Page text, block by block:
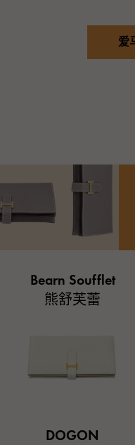
爱
Bearn Soufflet
熊舒芙蕾
DOGON